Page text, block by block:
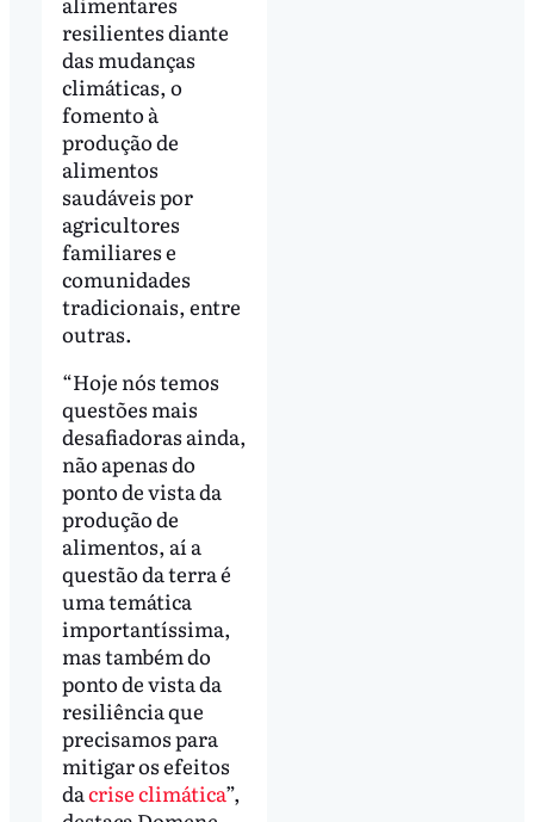
resilientes diante
das mudanças
climáticas, o
fomento à
produção de
alimentos
saudáveis por
agricultores
familiares e
comunidades
tradicionais, entre
outras.
“Hoje nós temos
questões mais
desafiadoras ainda,
não apenas do
ponto de vista da
produção de
alimentos, aí a
questão da terra é
uma temática
importantíssima,
mas também do
ponto de vista da
resiliência que
precisamos para
mitigar os efeitos
dacrise climática”,